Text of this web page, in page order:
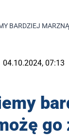
BARDZIEJ
04.10.2024, 07:13
go